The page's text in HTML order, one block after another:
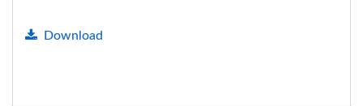
Download